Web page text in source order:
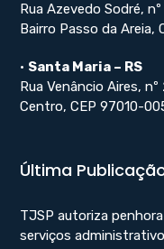
Rua Azevedo Sodré, nº
Bairro Passo da Areia,
• Santa Maria – RS
Rua Venâncio Aires, nº
Centro, CEP 97010-
Última
TJSP autoriza
serviços